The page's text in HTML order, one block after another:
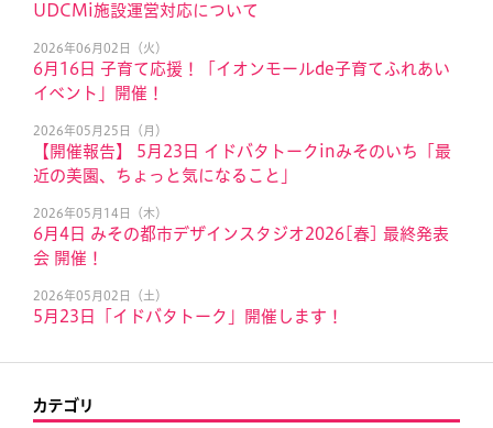
UDCMi施設運営対応について
2026年06月02日（火）
6月16日 子育て応援！「イオンモールde子育てふれあい
イベント」開催！
2026年05月25日（月）
【開催報告】 5月23日 イドバタトークinみそのいち「最
近の美園、ちょっと気になること」
2026年05月14日（木）
6月4日 みその都市デザインスタジオ2026[春] 最終発表
会 開催！
2026年05月02日（土）
5月23日「イドバタトーク」開催します！
カテゴリ